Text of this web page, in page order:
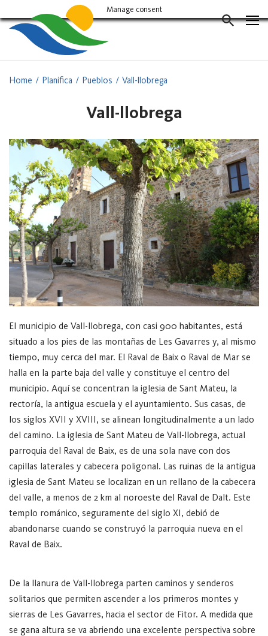
al
contingut
Home Planifica Pueblos Vall-llobrega
Vall-llobrega
El municipio de Vall-llobrega, con casi 900 habitantes, está
situado a los pies de las montañas de Les Gavarres y, al mismo
tiempo, muy cerca del mar. El Raval de Baix o Raval de Mar se
halla en la parte baja del valle y constituye el centro del
municipio. Aquí se concentran la iglesia de Sant Mateu, la
rectoría, la antigua escuela y el ayuntamiento. Sus casas, de
los siglos XVII y XVIII, se alinean longitudinalmente a un lado
del camino. La iglesia de Sant Mateu de Vall-llobrega, actual
parroquia del Raval de Baix, es de una sola nave con dos
capillas laterales y cabecera poligonal. Las ruinas de la antigua
iglesia de Sant Mateu se localizan en un rellano de la cabecera
del valle, a menos de 2 km al noroeste del Raval de Dalt. Este
templo románico, seguramente del siglo XI, debió de
abandonarse cuando se construyó la parroquia nueva en el
Raval de Baix.
De la llanura de Vall-llobrega parten caminos y senderos
solitarios que permiten ascender a los primeros montes y
sierras de Les Gavarres, hacia el sector de Fitor. A medida que
se gana altura se va abriendo una excelente perspectiva sobre
Manage consent